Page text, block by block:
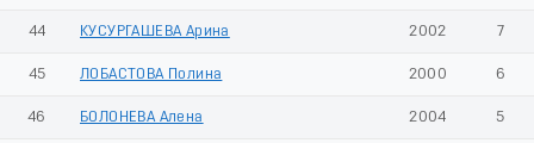
44 КУСУРГАШЕВА Арина 2002 7
45 ЛОБАСТОВА Полина 2000 6
46 БОЛОНЕВА Алена 2004 5